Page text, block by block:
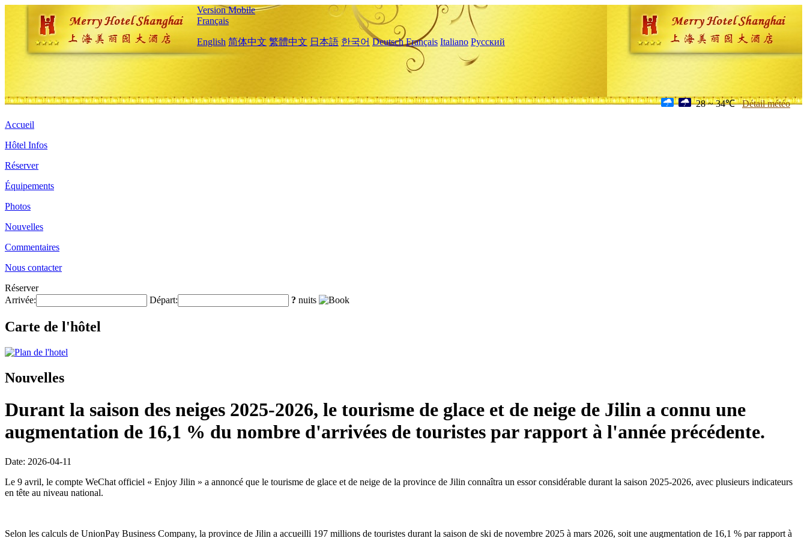
Version Mobile
Français
English 简体中文 繁體中文 日本語 한국어 Deutsch Français Italiano Русский
28 ~ 34℃ Détail météo
Accueil
Hôtel Infos
Réserver
Équipements
Photos
Nouvelles
Commentaires
Nous contacter
Réserver
Arrivée:
Départ: ? nuits
Carte de l'hôtel
Nouvelles
Durant la saison des neiges 2025-2026, le tourisme de glace et de neige de Jilin a connu une
augmentation de 16,1 % du nombre d'arrivées de touristes par rapport à l'année précédente.
Date: 2026-04-11
Le 9 avril, le compte WeChat officiel « Enjoy Jilin » a annoncé que le tourisme de glace et de neige de la province de Jilin connaîtra un essor considérable durant la saison 2025-2026, avec plusieurs indicateurs
en tête au niveau national.
Selon les calculs de UnionPay Business Company, la province de Jilin a accueilli 197 millions de touristes durant la saison de ski de novembre 2025 à mars 2026, soit une augmentation de 16,1 % par rapport à